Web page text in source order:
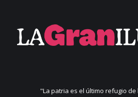
"La patria es el último refugio